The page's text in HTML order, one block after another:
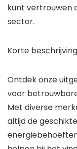
kunt vertrouwen
sector.
Korte
Ontdek onze
voor
Met diverse
altijd de